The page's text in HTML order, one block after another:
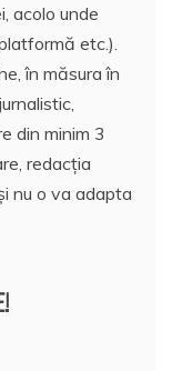
acolo unde
etc.).
în măsura în
din minim 3
redacția
nu o va adapta